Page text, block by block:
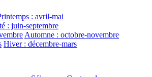
: avril-mai
: juin-septembre
Automne : octobre-novembre
Hiver : décembre-mars